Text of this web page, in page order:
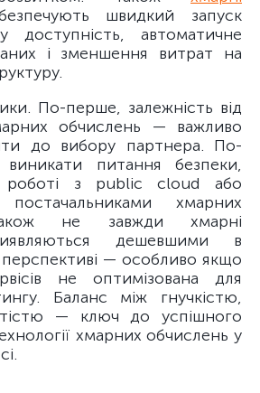
швидкий запуск
доступність, автоматичне
і зменшення витрат на
По-перше, залежність від
обчислень — важливо
до вибору партнера. По-
питання безпеки,
роботі з public cloud або
хмарних
не завжди хмарні
дешевшими в
перспективі — особливо якщо
не оптимізована для
Баланс між гнучкістю,
— ключ до успішного
хмарних обчислень у